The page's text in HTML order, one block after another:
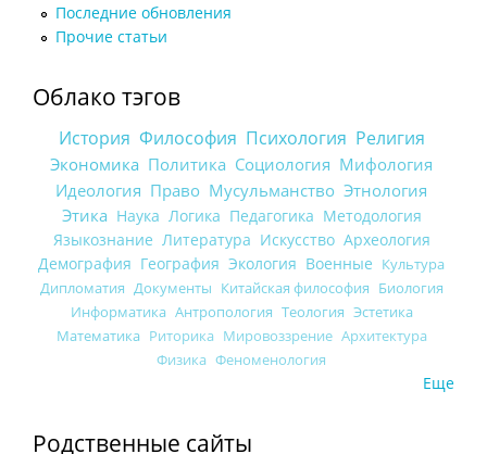
Последние обновления
Прочие статьи
Облако тэгов
История Философия Психология Религия
Экономика Политика Социология Мифология
Идеология Право Мусульманство Этнология
Этика Наука Логика Педагогика Методология
Языкознание Литература Искусство Археология
Демография География Экология Военные Культура
Дипломатия Документы Китайская философия Биология
Информатика Антропология Теология Эстетика
Математика Риторика Мировоззрение Архитектура
Физика Феноменология
Еще
Родственные сайты